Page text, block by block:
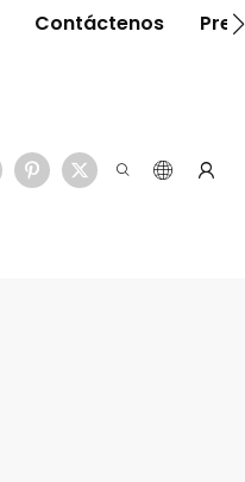
Contáctenos